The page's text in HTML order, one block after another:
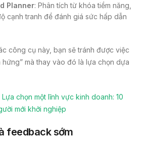
Planner: Phân tích từ khóa tiềm năng,
cạnh tranh để đánh giá sức hấp dẫn
công cụ này, bạn sẽ tránh được việc
hứng” mà thay vào đó là lựa chọn dựa
Lựa chọn một lĩnh vực kinh doanh: 10
mới khởi nghiệp
feedback sớm